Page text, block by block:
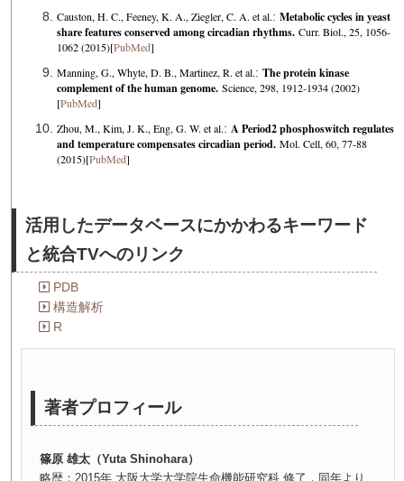
Causton, H. C., Feeney, K. A., Ziegler, C. A. et al.: Metabolic cycles in yeast
share features conserved among circadian rhythms. Curr. Biol., 25, 1056-
1062 (2015)[PubMed]
Manning, G., Whyte, D. B., Martinez, R. et al.: The protein kinase
complement of the human genome. Science, 298, 1912-1934 (2002)
[PubMed]
Zhou, M., Kim, J. K., Eng, G. W. et al.: A Period2 phosphoswitch regulates
and temperature compensates circadian period. Mol. Cell, 60, 77-88
(2015)[PubMed]
活用したデータベースにかかわるキーワード
と統合TVへのリンク
PDB
構造解析
R
著者プロフィール
篠原 雄太（Yuta Shinohara）
略歴：2015年 大阪大学大学院生命機能研究科 修了，同年より